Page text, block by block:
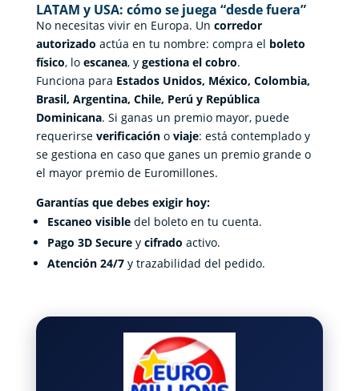
LATAM y USA: cómo se juega “desde fuera”
No necesitas vivir en Europa. Un corredor
autorizado actúa en tu nombre: compra el boleto
físico, lo escanea, y gestiona el cobro.
Funciona para Estados Unidos, México, Colombia,
Brasil, Argentina, Chile, Perú y República
Dominicana. Si ganas un premio mayor, puede
requerirse verificacióno viaje: está contemplado y
se gestiona en caso que ganes un premio grande o
el mayor premio de Euromillones.
Garantías que debes exigir hoy:
Escaneo visibledel boleto en tu cuenta.
Pago 3D Securey cifrado activo.
Atención 24/7y trazabilidad del pedido.